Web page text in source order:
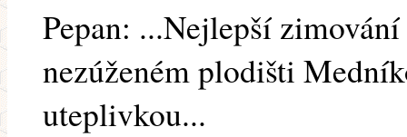
Pepan: ...Nejlepší
nezúženém plodišti
uteplivkou...